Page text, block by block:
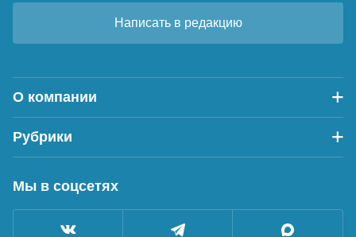
Написать в редакцию
О компании
Рубрики
Мы в соцсетях